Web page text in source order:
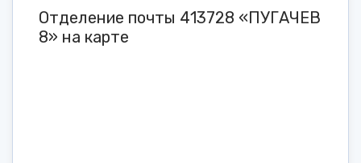
Отделение почты 413728 «ПУГАЧЕВ
8» на карте